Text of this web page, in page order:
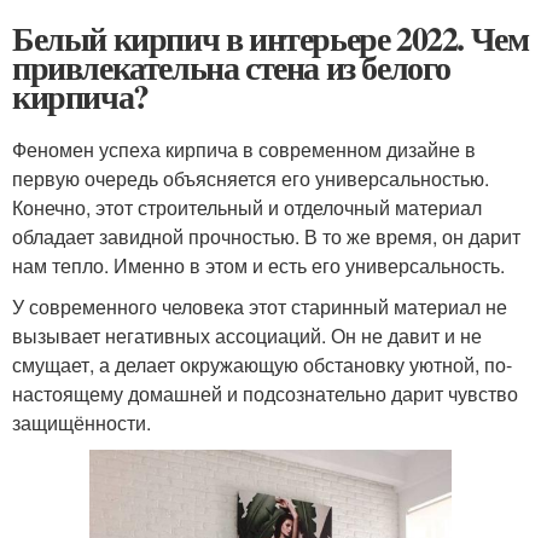
Белый кирпич в интерьере 2022. Чем
привлекательна стена из белого
кирпича?
Феномен успеха кирпича в современном дизайне в
первую очередь объясняется его универсальностью.
Конечно, этот строительный и отделочный материал
обладает завидной прочностью. В то же время, он дарит
нам тепло. Именно в этом и есть его универсальность.
У современного человека этот старинный материал не
вызывает негативных ассоциаций. Он не давит и не
смущает, а делает окружающую обстановку уютной, по-
настоящему домашней и подсознательно дарит чувство
защищённости.